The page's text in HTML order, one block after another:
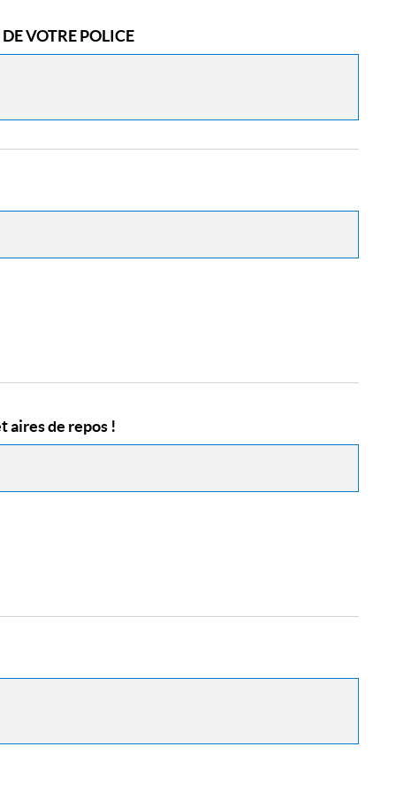
VOTRE POLICE
aires de repos !